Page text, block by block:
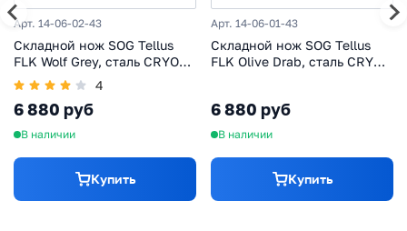
Арт. 14-06-02-43
Складной нож SOG Tellus
FLK Wolf Grey, сталь CRYO
440C, рукоять GRN
4
6 880 руб
В наличии
Купить
Арт. 14-06-01-43
Складной нож SOG Tellus
FLK Olive Drab, сталь CRYO
6 880 руб
В наличии
Купить